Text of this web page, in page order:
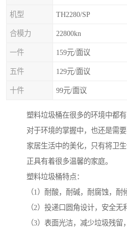
机型 TH2280/SP
合模力 22800kn
一件 159元/面议
五件 129元/面议
十件 99元/面议
塑料垃圾桶在很多的环境中都
对于环境的掌握中，也还是需
家居生活中的美化，只有将卫
正具有着很多温馨的家庭。
塑料垃圾桶特点：
（1）耐酸，耐碱，耐腐蚀，耐
（2）投递口圆角设计，安全无
（3）表面光洁，减少垃圾残留